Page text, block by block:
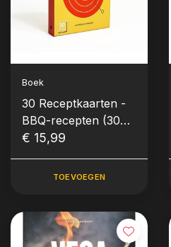
Boek
30 Receptkaarten -
BBQ-recepten (30
stuks)
€ 15,99
TOEVOEGEN